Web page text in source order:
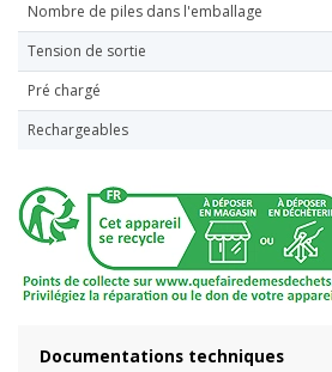
Nombre de piles dans l'emballage
Tension de sortie
Pré chargé
Rechargeables
Documentations techniques